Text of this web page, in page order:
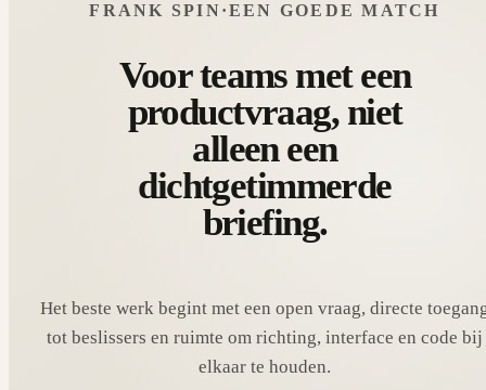
FRANK SPIN·EEN GOEDE MATCH
Voor teams met een
productvraag, niet
alleen een
dichtgetimmerde
briefing.
Het beste werk begint met een open vraag, directe
tot beslissers en ruimte om richting, interface en code bij
elkaar te houden.